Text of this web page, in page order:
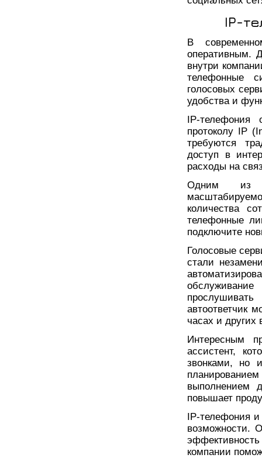
IP-
В
оперативным.
внутри
телефонные
голосовых
удобства и
IP-телефония
протоколу IP
требуются
доступ в
расходы на
Одним из
количества
телефонные
подключите
Голосовые
стали
обслуживание
автоответчик
часах и
Интересным
ассистент,
звонками, но
выполнением
повышает
IP-телефония
возможности.
компании